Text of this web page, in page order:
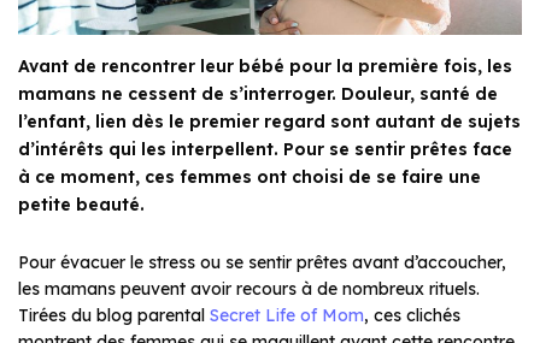
Avant de rencontrer leur bébé pour la première fois, les
mamans ne cessent de s’interroger. Douleur, santé de
l’enfant, lien dès le premier regard sont autant de sujets
d’intérêts qui les interpellent. Pour se sentir prêtes face
à ce moment, ces femmes ont choisi de se faire une
petite beauté.
Pour évacuer le stress ou se sentir prêtes avant d’accoucher,
les mamans peuvent avoir recours à de nombreux rituels.
Tirées du blog parental Secret Life of Mom, ces clichés